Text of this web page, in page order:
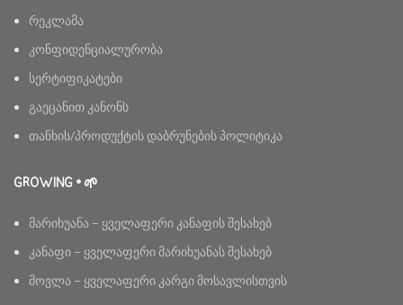
რეკლამა
კონფიდენციალურობა
სერტიფიკატები
გაეცანით კანონს
თანხის/პროდუქტის დაბრუნების პოლიტიკა
GROWING • 🌱
მარიხუანა – ყველაფერი კანაფის შესახებ
კანაფი – ყველაფერი მარიხუანას შესახებ
მოვლა – ყველაფერი კარგი მოსავლისთვის